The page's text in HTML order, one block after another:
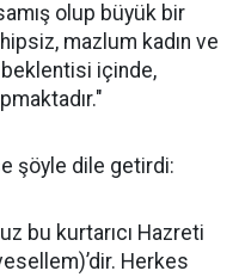
olup büyük bir
mazlum kadın ve
beklentisi içinde,
şöyle dile getirdi:
bu kurtarıcı Hazreti
Herkes